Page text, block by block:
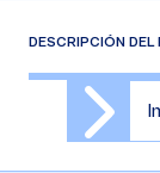
DESCRIPCIÓN DEL